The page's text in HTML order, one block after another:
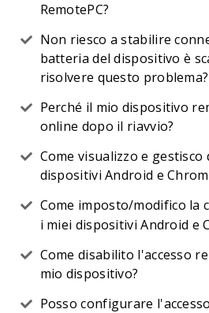
RemotePC?
Non riesco a stabilire
batteria del dispositivo è
risolvere questo problema?
Perché il mio dispositivo
online dopo il riavvio?
Come visualizzo e
dispositivi Android e
Come imposto/modifico la
i miei dispositivi Android e
Come disabilito l'accesso
mio dispositivo?
Posso configurare